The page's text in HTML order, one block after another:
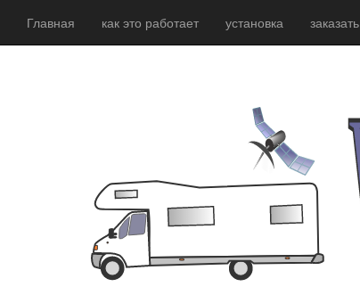
Главная как это работает установка заказать